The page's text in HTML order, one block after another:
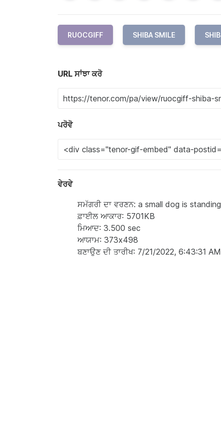
RUOCGIFF SHIBA SMILE
URL ਸਾਂਝਾ ਕਰੋ
ਪਰੋਵੋ
ਵੇਰਵੇ
ਸਮੱਗਰੀ ਦਾ ਵਰਣਨ: a small dog is
ਫ਼ਾਈਲ ਆਕਾਰ: 5701KB
ਮਿਆਦ: 3.500 sec
ਆਯਾਮ: 373x498
ਬਣਾਉਣ ਦੀ ਤਾਰੀਖ: 7/21/2022, 6:43:31 AM